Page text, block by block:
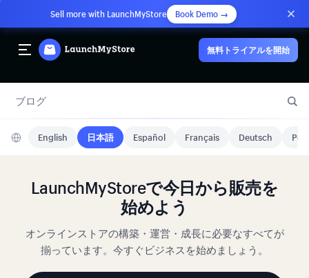
Sell more with LaunchMyStore Book Demo →
無料トライアルを開始
ブログ
English 日本語 Español Français Deutsch
LaunchMyStoreで今日から販売を
始めよう
オンラインストアの構築・運営・成長に必要なすべてが
揃っています。今すぐビジネスを始めましょう。